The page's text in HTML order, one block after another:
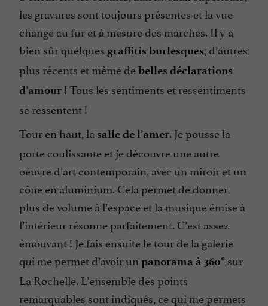
les gravures sont toujours présentes et la vue
change au fur et à mesure des marches. Il y a
bien sûr quelques graffitis burlesques, d’autres
plus récents et même debelles déclarations
d’amour ! Tous les sentiments et ressentiments
se ressentent !
Tour en haut, la salle de l’amer. Je pousse la
porte coulissante et je découvre une autre
oeuvre d’art contemporain, avec un miroir et un
cône en aluminium. Cela permet de donner
plus de volume à l’espace et la musique émise à
l’intérieur résonne parfaitement. C’est assez
émouvant ! Je fais ensuite le tour de la galerie
qui me permet d’avoir un panorama à 360° sur
La Rochelle. L’ensemble des points
remarquables sont indiqués, ce qui me permets